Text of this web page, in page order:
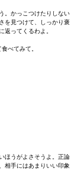
。かっこつけたりしない
を見つけて、しっかり褒
返ってくるわよ。
べてみて。
ほうがよさそうよ。正論
相手にはあまりいい印象